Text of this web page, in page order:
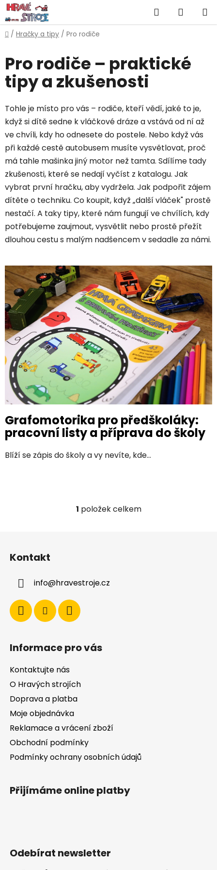
Přejít
na
obsah
Hledat
KOŠÍK
Domů
/ Hračky a tipy / Pro rodiče
Pro rodiče – praktické
tipy a zkušenosti
Tohle je místo pro vás – rodiče, kteří vědí, jaké to je,
když si dítě sedne k vláčkové dráze a vstává od ní až
ve chvíli, kdy ho odnesete do postele. Nebo když vás
při každé cestě autobusem musíte vysvětlovat, proč
má tahle mašinka jiný motor než tamta. Sdílíme tady
zkušenosti, které se nedají vyčíst z katalogu. Jak
vybrat první hračku, aby vydržela. Jak podpořit zájem
dítěte o techniku. Co koupit, když „další vláček" prostě
nestačí. A taky tipy, které nám fungují ve chvílích, kdy
potřebujeme zaujmout, vysvětlit nebo prostě přežít
dlouhou cestu s malým nadšencem v sedadle za námi.
V
ý
p
i
s
č
l
n
k
ů
Grafomotorika pro předškoláky:
pracovní listy a příprava do školy
Blíží se zápis do školy a vy nevíte, kde...
O
c
í
1 položek celkem
Kontakt
info@hravestroje.cz
Informace pro vás
Kontaktujte nás
O Hravých strojích
Doprava a platba
Moje objednávka
Reklamace a vrácení zboží
Obchodní podmínky
Podmínky ochrany osobních údajů
Přijímáme online platby
Odebírat newsletter